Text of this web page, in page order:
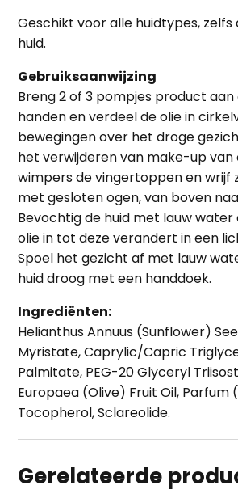
Geschikt voor alle huidtypes, zelfs
huid.
Gebruiksaanwijzing
Breng 2 of 3 pompjes product
handen en verdeel de olie in
bewegingen over het droge
het verwijderen van make-up van
wimpers de vingertoppen en wrijf
met gesloten ogen, van boven
Bevochtig de huid met lauw water
olie in tot deze verandert in een
Spoel het gezicht af met lauw
huid droog met een handdoek.
Ingrediënten:
Helianthus Annuus (Sunflower)
Myristate, Caprylic/Capric
Palmitate, PEG-20 Glyceryl
Europaea (Olive) Fruit Oil, Parfum
Tocopherol, Sclareolide.
Gerelateerde